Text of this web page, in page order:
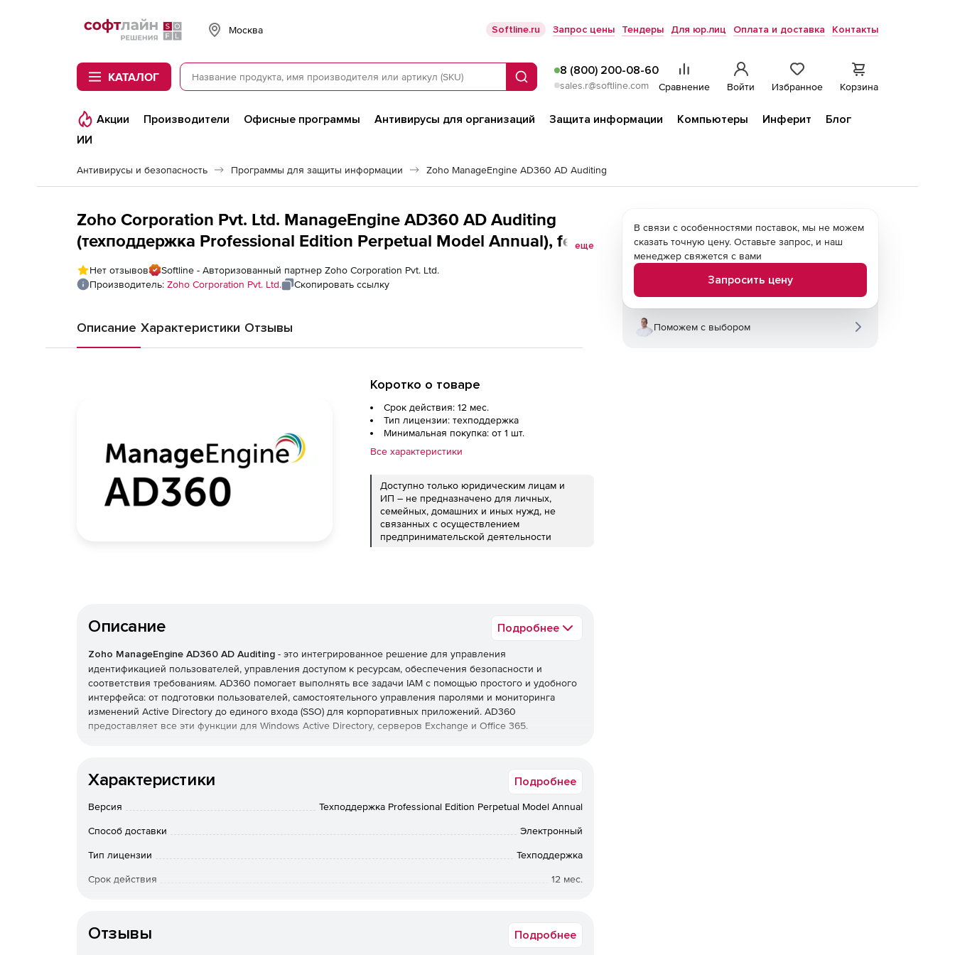
Softline
Москва Softline.ru Запрос цены Тендеры Для юр.лиц Оплата и доставка Контакты
КАТАЛОГ Поиск
8 (800) 200-08-60
sales.r@softline.com Сравнение Войти Избранное Корзина
Акции Производители Офисные программы Антивирусы для организаций Защита информации Компьютеры Инферит
Блог
ИИ
Антивирусы и безопасность Программы для защиты информации Zoho ManageEngine AD360 AD Auditing
Zoho Corporation Pvt. Ltd. ManageEngine AD360 AD Auditing
(техподдержка Professional Edition Perpetual Model Annual), fee
for 7 Azure AD tenant
еще
Нет отзывов
Softline - Авторизованный партнер Zoho Corporation Pvt. Ltd.
Производитель: Zoho Corporation Pvt. Ltd. Скопировать ссылку
Описание Характеристики Отзывы
Коротко о товаре
Срок действия: 12 мес.
Тип лицензии: техподдержка
Минимальная покупка: от 1 шт.
Все характеристики
Доступно только юридическим лицам и
ИП – не предназначено для личных,
семейных, домашних и иных нужд, не
связанных с осуществлением
предпринимательской деятельности
Описание Подробнее
Zoho ManageEngine AD360 AD Auditing - это интегрированное решение для управления
идентификацией пользователей, управления доступом к ресурсам, обеспечения безопасности и
соответствия требованиям. AD360 помогает выполнять все задачи IAM с помощью простого и удобного
интерфейса: от подготовки пользователей, самостоятельного управления паролями и мониторинга
изменений Active Directory до единого входа (SSO) для корпоративных приложений. AD360
предоставляет все эти функции для Windows Active Directory, серверов Exchange и Office 365.
Легко настраивать, изменять и деинициализировать учетные записи и почтовые ящики для нескольких
Можно использовать настраиваемые шаблоны создания пользователей и импортировать данные из CSV
для массового предоставления учетных записей пользователей.
Безопасный аудит AD, Office 365 и файловых серверов
Представление обо всех изменениях, происходящих в AD, Office 365, серверах Windows и Exchange.
GLBA, благодаря использованию предварительно подготовленных отчетов.
Характеристики Подробнее
Версия Техподдержка Professional Edition Perpetual Model Annual
Способ доставки Электронный
Тип лицензии Техподдержка
Срок действия 12 мес.
Отзывы Подробнее
В связи с особенностями поставок, мы не можем
сказать точную цену. Оставьте запрос, и наш
менеджер свяжется с вами
Запросить цену
Поможем с выбором